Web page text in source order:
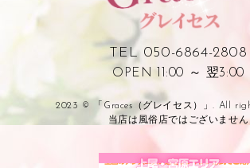
TEL 050-6864-2808
OPEN 11:00 ～ 翌3:00
2023 © 「Graces（グレイセス）」. All
当店は風俗店ではございません